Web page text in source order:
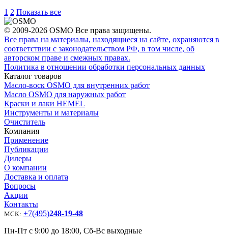
1 2 Показать все
© 2009-2026 OSMO Все права защищены.
Все права на материалы, находящиеся на сайте, охраняются в
соответствии с законодательством РФ, в том числе, об
авторском праве и смежных правах.
Политика в отношении обработки персональных данных
Каталог товаров
Масло-воск OSMO для внутренних работ
Масло OSMO для наружных работ
Краски и лаки HEMEL
Инструменты и материалы
Очиститель
Компания
Применение
Публикации
Дилеры
О компании
Доставка и оплата
Вопросы
Акции
Контакты
МСК: +7(495)248-19-48
Пн-Пт с 9:00 до 18:00, Сб-Вс выходные